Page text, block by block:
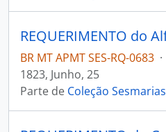
BR MT APMT SES-RQ-0683 ·
1823, Junho, 25
Parte de Coleção Sesmarias